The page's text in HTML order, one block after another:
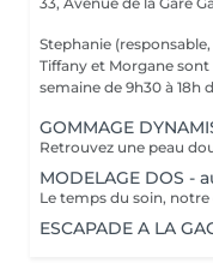
Stephanie
Tiffany et Morgane
semaine de 9h30 à 18h
GOMMAGE
MODELAGE DOS -
ESCAPADE A LA